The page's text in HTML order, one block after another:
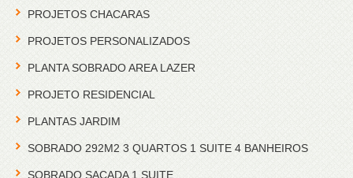
PROJETOS CHACARAS
PROJETOS PERSONALIZADOS
PLANTA SOBRADO AREA LAZER
PROJETO RESIDENCIAL
PLANTAS JARDIM
SOBRADO 292M2 3 QUARTOS 1 SUITE 4 BANHEIROS
SOBRADO SACADA 1 SUITE